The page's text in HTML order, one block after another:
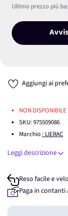
Ultimo prezzo più
Aggiungi ai
NON DISPONIBILE
SKU:975509086
Marchio : LIERAC
Leggi descrizione
Reso facile e
Paga in contanti
Guadagna